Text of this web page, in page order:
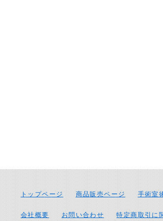
トップページ 商品販売ページ 手術室
会社概要 お問い合わせ 特定商取引に